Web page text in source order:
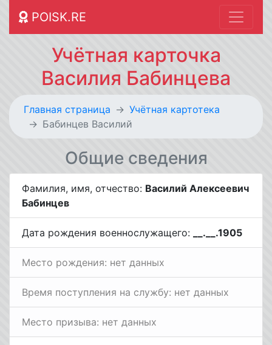
POISK.RE
Учётная карточка
Василия Бабинцева
Главная страница
Учётная картотека
Бабинцев Василий
Общие сведения
Фамилия, имя, отчество: Василий Алексеевич
Бабинцев
Дата рождения военнослужащего: __.__.1905
Место рождения: нет данных
Время поступления на службу: нет данных
Место призыва: нет данных